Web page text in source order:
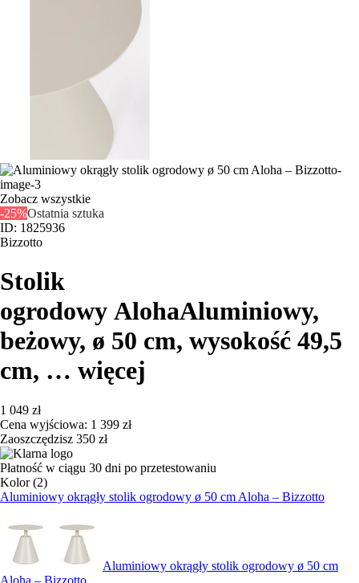
Zobacz wszystkie
-25%Ostatnia sztuka
ID: 1825936
Bizzotto
Stolik
ogrodowy AlohaAluminiowy,
beżowy, ø 50 cm, wysokość 49,5
cm, … więcej
1 049 zł
Cena wyjściowa: 1 399 zł
Zaoszczędzisz 350 zł
Płatność w ciągu 30 dni po przetestowaniu
Kolor (2)
Aluminiowy okrągły stolik ogrodowy ø 50 cm Aloha – Bizzotto
Aluminiowy okrągły stolik ogrodowy ø 50 cm
Aloha – Bizzotto